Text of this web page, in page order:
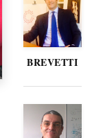
BREVETTI